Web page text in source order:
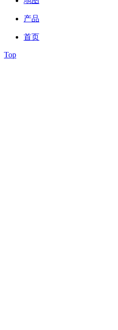
产品
首页
Top